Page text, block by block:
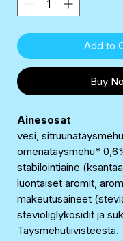
Add to
Buy
Ainesosat
vesi,
omenatäysmehu*
stabilointiaine
luontaiset aromit,
makeutusaineet
stevioliglykosidit ja
Täysmehutiivisteestä.